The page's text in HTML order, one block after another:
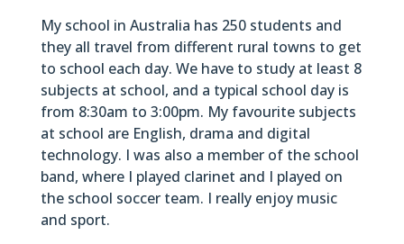
My school in Australia has 250 students and
they all travel from different rural towns to get
to school each day. We have to study at least 8
subjects at school, and a typical school day is
from 8:30am to 3:00pm. My favourite subjects
at school are English, drama and digital
technology. I was also a member of the school
band, where I played clarinet and I played on
the school soccer team. I really enjoy music
and sport.